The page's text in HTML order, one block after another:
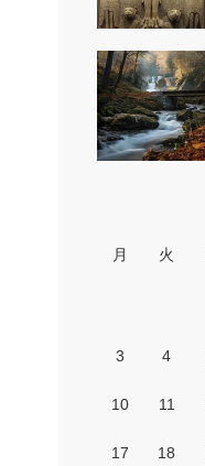
月 火
3 4
10 11
17 18